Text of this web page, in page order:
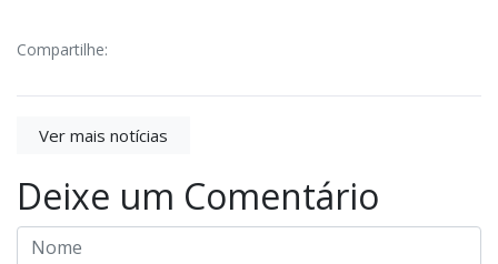
Compartilhe:
Ver mais notícias
Deixe um Comentário